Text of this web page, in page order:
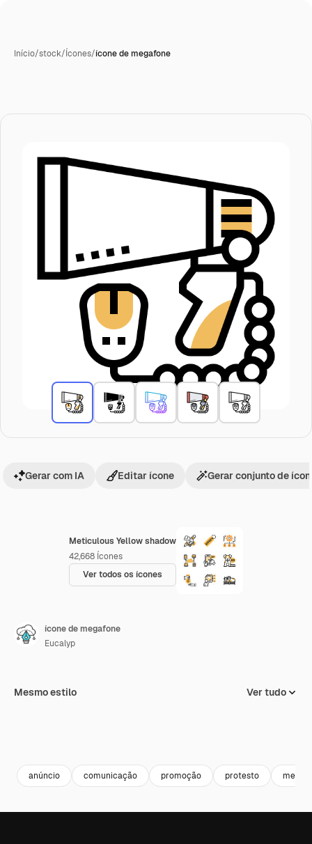
Início/stock/Ícones/ícone de megafone
Meticulous Yellow shadow
42,668 Ícones
Ver todos os ícones
Gerar com IA Editar ícone Gerar conjunto de
ícone de megafone
Eucalyp
Mesmo estilo Ver tudo
anúncio comunicação promoção protesto